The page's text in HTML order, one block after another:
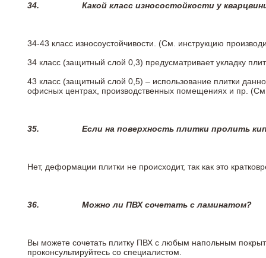
34. Какой класс износостойкости у
34-43 класс износоустойчивости. (См. инструкцию
34 класс (защитный слой 0,3) предусматривает укладку
43 класс (защитный слой 0,5) – использование плитки
офисных центрах, производственных помещениях и пр.
35. Если на поверхность плитки пролить
Нет, деформации плитки не происходит, так как это
36. Можно ли ПВХ сочетать с ламинатом?
Вы можете сочетать плитку ПВХ с любым напольным
проконсультируйтесь со специалистом.